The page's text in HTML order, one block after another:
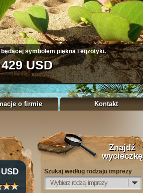
klonów
JPY
o firmie Kontakt
Znajdź
wycieczkę
Szukaj według rodzaju imprezy
Wybierz rodzaj imprezy